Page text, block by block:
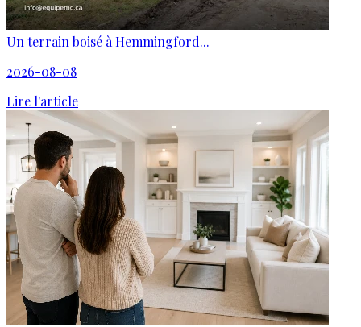
Un terrain boisé à Hemmingford...
2026-08-08
Lire l'article